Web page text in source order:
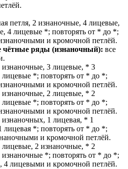
петля, 2 изнаночные, 4 лицевые,
4 лицевые *; повторять от * до *;
и кромочной петлёй.
чётные ряды (изнаночный): все
изнаночные, 3 лицевые, * 3
*; повторять от * до *;
и кромочной петлёй.
изнаночные, 2 лицевые, * 2
*; повторять от * до *;
и кромочной петлёй.
изнаночных, 1 лицевая, * 1
лицевая *; повторять от * до *;
и кромочной петлёй.
лицевые, 2 изнаночные, * 2
*; повторять от * до *;
4 лицевыми и кромочной петлёй.